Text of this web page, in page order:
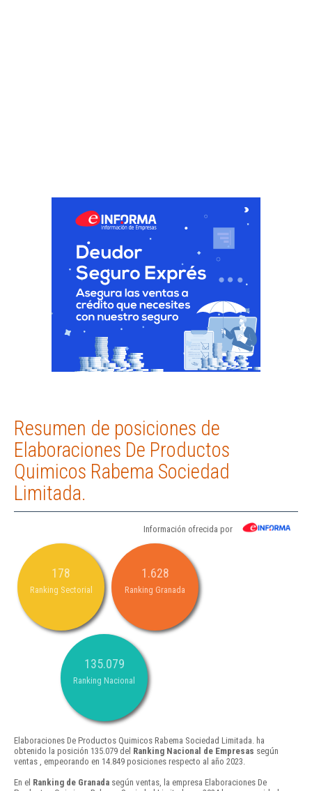
Resumen de posiciones de
Elaboraciones De Productos
Quimicos Rabema Sociedad
Limitada.
Información ofrecida por
178
Ranking Sectorial
1.628
Ranking Granada
135.079
Ranking Nacional
Elaboraciones De Productos Quimicos Rabema Sociedad Limitada. ha
obtenido la posición 135.079 del Ranking Nacional de Empresas según
ventas , empeorando en 14.849 posiciones respecto al año 2023.
En el Ranking de Granada según ventas, la empresa Elaboraciones De